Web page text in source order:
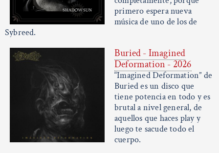
primero espera nueva
música de uno de los de
Sybreed.
Buried - Imagined
Deformation - 2026
“Imagined Deformation” de
Buried es un disco que
tiene potencia en todo y es
brutal a nivel general, de
aquellos que haces play y
luego te sacude todo el
cuerpo.